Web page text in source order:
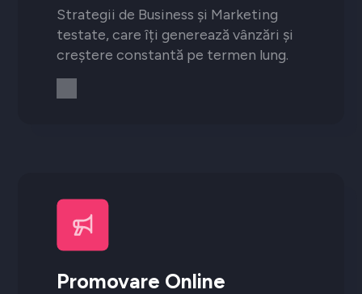
Strategii de Business și Marketing
testate, care îți generează vânzări și
creștere constantă pe termen lung.
Promovare Online